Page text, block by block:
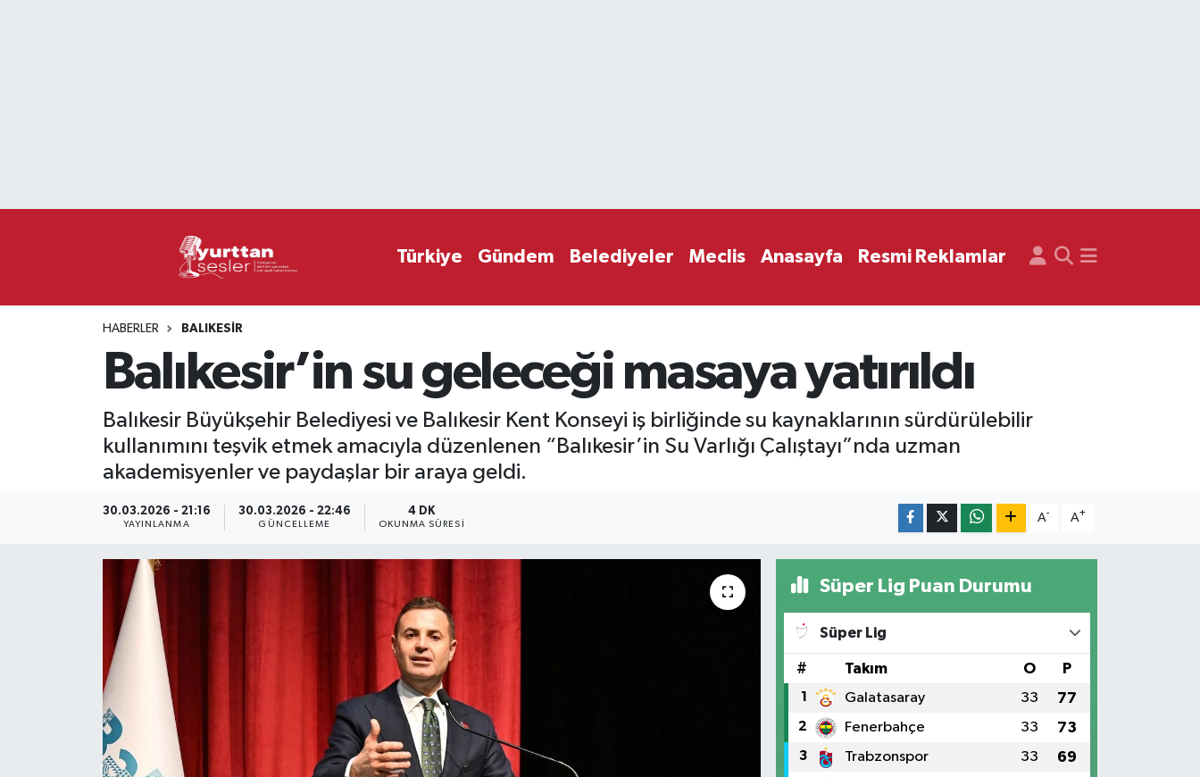
Türkiye Gündem Belediyeler Meclis Anasayfa Resmi Reklamlar
HABERLER BALIKESIR
Balıkesir’in su geleceği masaya yatırıldı
Balıkesir Büyükşehir Belediyesi ve Balıkesir Kent Konseyi iş birliğinde su kaynaklarının sürdürülebilir
kullanımını teşvik etmek amacıyla düzenlenen “Balıkesir’in Su Varlığı Çalıştayı”nda uzman
akademisyenler ve paydaşlar bir araya geldi.
30.03.2026 - 21:16
YAYINLANMA
30.03.2026 - 22:46
GÜNCELLEME
4 DK
OKUNMA SÜRESI
A- A+
Süper Lig Puan Durumu
Süper Lig
# Takım O P
1 Galatasaray 33 77
2 Fenerbahçe 33 73
3 Trabzonspor 33 69
Süper Lig Puan Durumu ve Fikstür
Haber Arşivi